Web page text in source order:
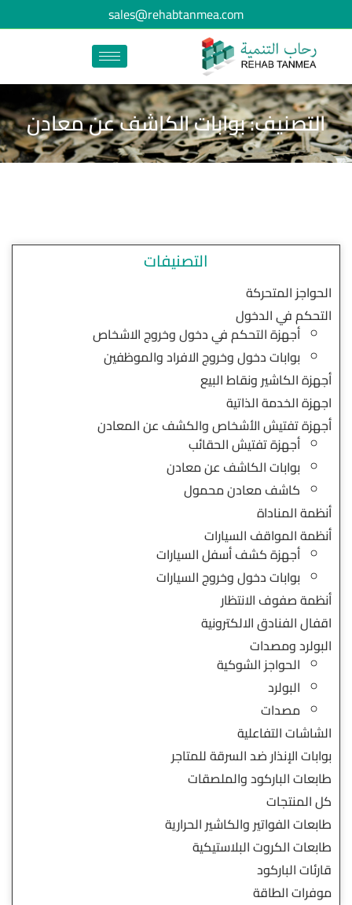
sales@rehabtanmea.com
التصنيف: بوابات الكاشف عن معادن
التصنيفات
الحواجز المتحركة
التحكم في الدخول
أجهزة التحكم في دخول وخروج الاشخاص
بوابات دخول وخروج الافراد والموظفين
أجهزة الكاشير ونقاط البيع
اجهزة الخدمة الذاتية
أجهزة تفتيش الأشخاص والكشف عن المعادن
أجهزة تفتيش الحقائب
بوابات الكاشف عن معادن
كاشف معادن محمول
أنظمة المناداة
أنظمة المواقف السيارات
أجهزة كشف أسفل السيارات
بوابات دخول وخروج السيارات
أنظمة صفوف الانتظار
اقفال الفنادق الالكترونية
البولرد ومصدات
الحواجز الشوكية
البولرد
مصدات
الشاشات التفاعلية
بوابات الإنذار ضد السرقة للمتاجر
طابعات الباركود والملصقات
كل المنتجات
طابعات الفواتير والكاشير الحرارية
طابعات الكروت البلاستيكية
قارئات الباركود
موفرات الطاقة